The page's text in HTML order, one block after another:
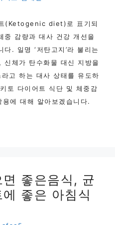
(Ketogenic diet)로 표기되
중 감량과 대사 건강 개선을
. 일명 ‘저탄고지’라 불리는
신체가 탄수화물 대신 지방을
고 하는 대사 상태를 유도하
토 다이어트 식단 및 체중감
에 대해 알아보겠습니다.
좋은음식, 균
좋은 아침식